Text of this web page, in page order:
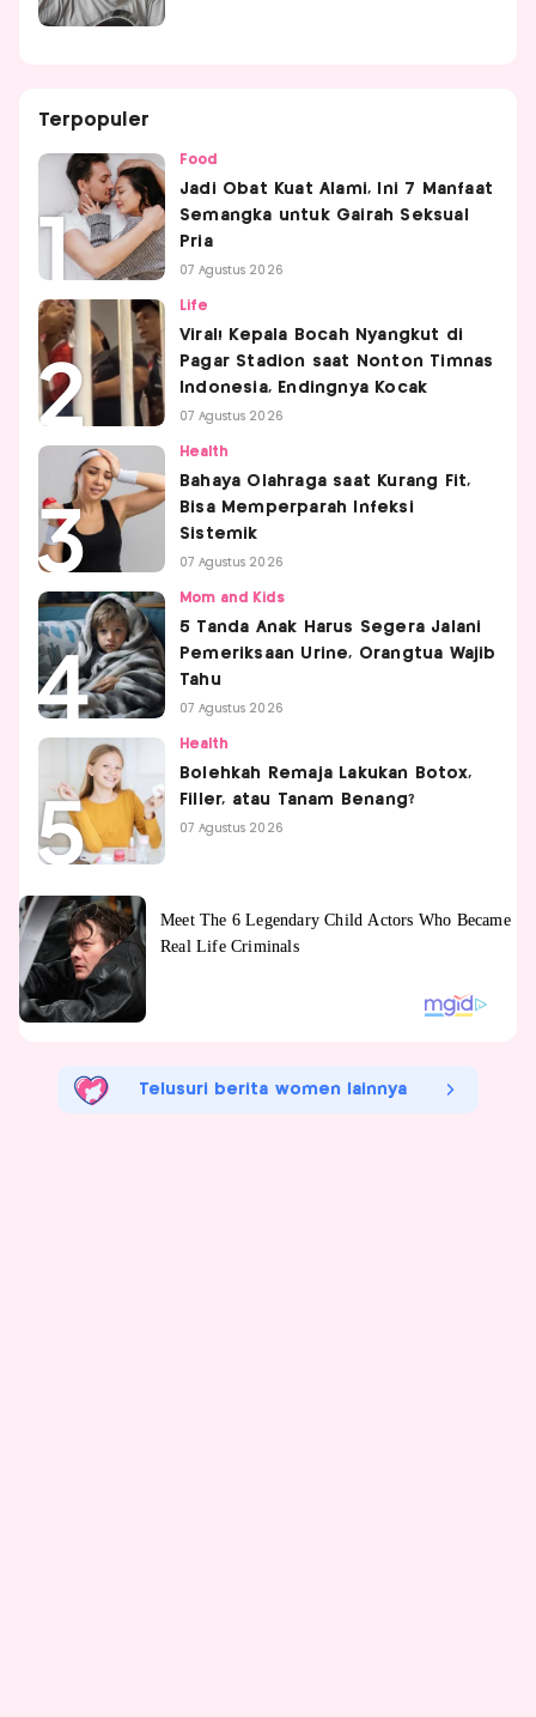
Terpopuler
Food
Jadi Obat Kuat Alami, Ini 7 Manfaat
Semangka untuk Gairah Seksual
Pria
07 Agustus 2026
Life
Viral! Kepala Bocah Nyangkut di
Pagar Stadion saat Nonton Timnas
Indonesia, Endingnya Kocak
07 Agustus 2026
Health
Bahaya Olahraga saat Kurang Fit,
Bisa Memperparah Infeksi
Sistemik
07 Agustus 2026
Mom and Kids
5 Tanda Anak Harus Segera Jalani
Pemeriksaan Urine, Orangtua Wajib
Tahu
07 Agustus 2026
Health
Bolehkah Remaja Lakukan Botox,
Filler, atau Tanam Benang?
07 Agustus 2026
Telusuri berita women lainnya